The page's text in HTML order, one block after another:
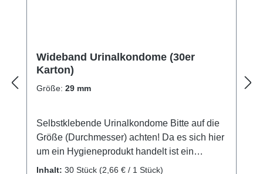
Wideband Urinalkondome (30er
Karton)
Größe: 29 mm
Selbstklebende Urinalkondome Bitte auf die
Größe (Durchmesser) achten! Da es sich hier
um ein Hygieneprodukt handelt ist ein
Widerruf / Umtausch ausgeschlossen.
Inhalt: 30 Stück (2,66 € / 1 Stück)